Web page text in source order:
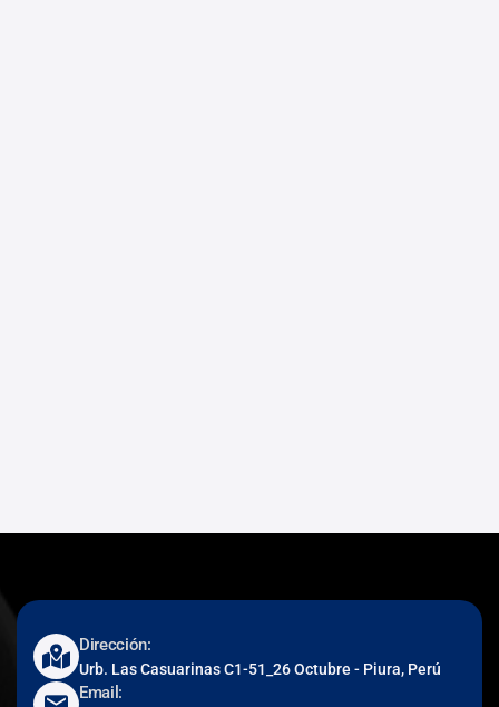
Dirección:
Urb. Las Casuarinas C1-51_26 Octubre - Piura, Perú
Email: